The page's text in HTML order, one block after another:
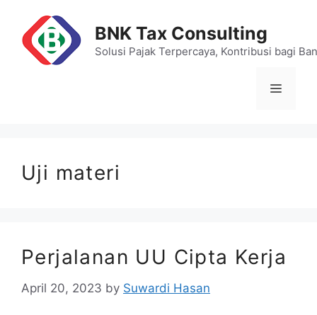
content
BNK Tax Consulting
Solusi Pajak Terpercaya, Kontribusi bagi
Menu
Uji materi
Perjalanan UU Cipta Kerja
April 20, 2023 by Suwardi Hasan